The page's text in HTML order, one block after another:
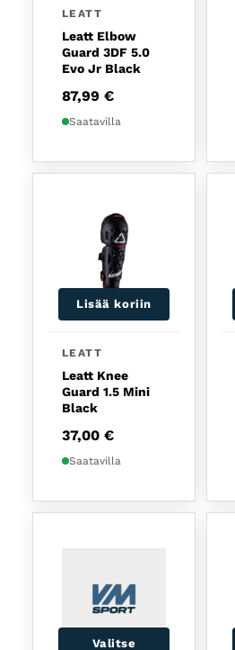
LEATT
Leatt Elbow
Guard 3DF 5.0
Evo Jr Black
87,99 €
Saatavilla
Lisää koriin
LEATT
Leatt Knee
Guard 1.5 Mini
Black
37,00 €
Saatavilla
Valitse